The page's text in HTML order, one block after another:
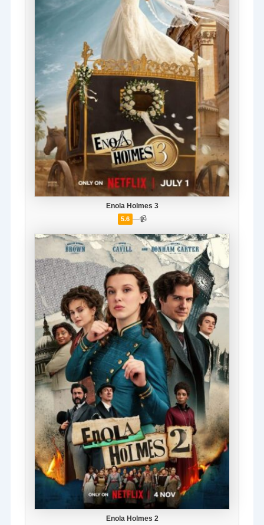
Enola Holmes 3
5.6 —📹
Enola Holmes 2